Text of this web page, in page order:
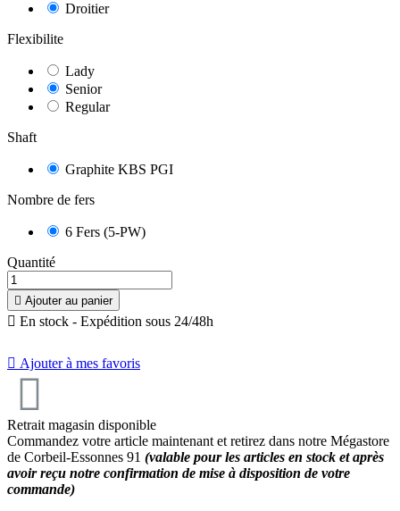
8.7
Droitier
Flexibilite
Lady
Senior
Regular
Shaft
Graphite KBS PGI
Nombre de fers
6 Fers (5-PW)
Quantité
 Ajouter au panier
 En stock - Expédition sous 24/48h
 Ajouter à mes favoris
Retrait magasin disponible
Commandez votre article maintenant et retirez dans notre Mégastore
de Corbeil-Essonnes 91 (valable pour les articles en stock et après
avoir reçu notre confirmation de mise à disposition de votre
commande)